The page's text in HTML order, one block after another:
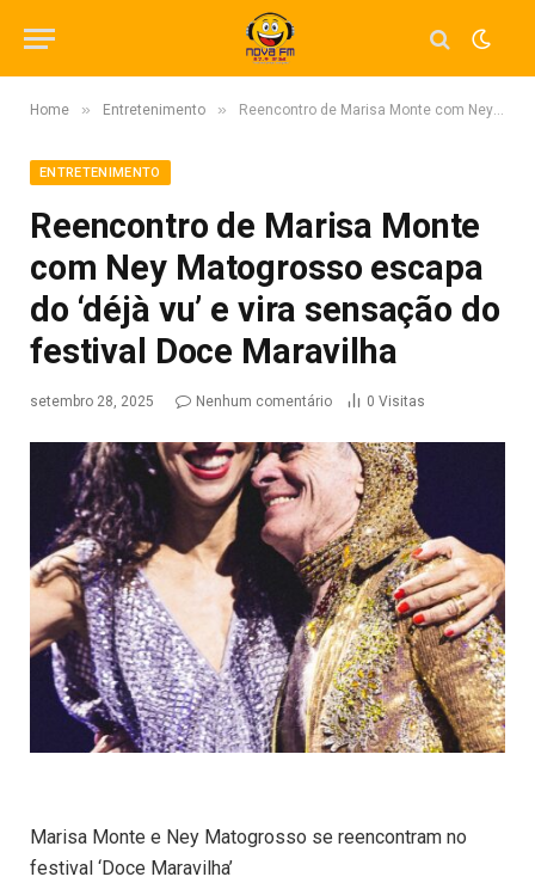
Home » Entretenimento » Reencontro de Marisa Monte com Ney Matogrosso escapa do ‘déjà vu’ e vira sensação do festival Doce Maravilha
ENTRETENIMENTO
Reencontro de Marisa Monte
com Ney Matogrosso escapa
do ‘déjà vu’ e vira sensação do
festival Doce Maravilha
setembro 28, 2025 Nenhum comentário 0 Visitas
Marisa Monte e Ney Matogrosso se reencontram no
festival ‘Doce Maravilha’